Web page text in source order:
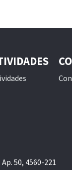
50, 4560-221